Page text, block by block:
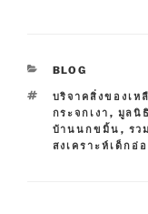
C
T
E
G
O
BLOG
T
A
G
S
บริจาคสิ่งของเห
กระจกเงา , มูลนิ
บ้านนกขมิ้น , รว
สงเคราะห์เด็กอ่